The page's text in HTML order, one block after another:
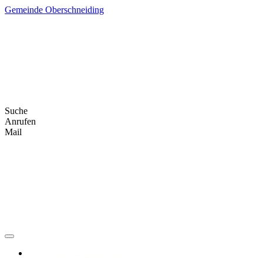
Skip
Gemeinde Oberschneiding
Suche
Anrufen
Mail